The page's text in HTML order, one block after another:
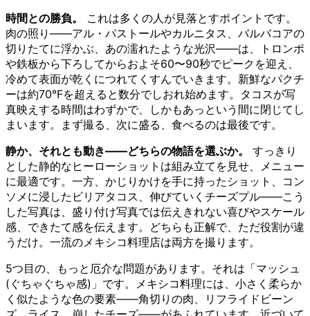
時間との勝負。
これは多くの人が見落とすポイントです。
肉の照り——アル・パストールやカルニタス、バルバコアの
切りたてに浮かぶ、あの濡れたような光沢——は、トロンポ
や鉄板から下ろしてからおよそ60〜90秒でピークを迎え、
冷めて表面が乾くにつれてくすんでいきます。新鮮なパクチ
ーは約70°Fを超えると数分でしおれ始めます。タコスが写
真映えする時間はわずかで、しかもあっという間に閉じてし
まいます。まず撮る、次に盛る、食べるのは最後です。
静か、それとも動き——どちらの物語を選ぶか。
すっきり
とした静的なヒーローショットは組み立てを見せ、メニュー
に最適です。一方、かじりかけを手に持ったショット、コン
ソメに浸したビリアタコス、伸びていくチーズプル——こう
した写真は、盛り付け写真では伝えきれない喜びやスケール
感、できたて感を伝えます。どちらも正解で、ただ役割が違
うだけ。一流のメキシコ料理店は両方を撮ります。
5つ目の、もっと厄介な問題があります。それは「マッシュ
(ぐちゃぐちゃ感)」です。メキシコ料理には、小さく柔らか
く似たような色の要素——角切りの肉、リフライドビーン